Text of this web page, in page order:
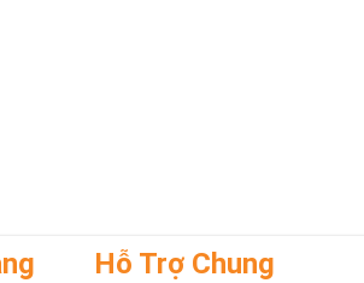
Hỗ Trợ Chung